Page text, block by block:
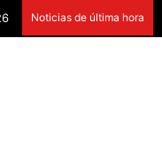
Noticias de última hora